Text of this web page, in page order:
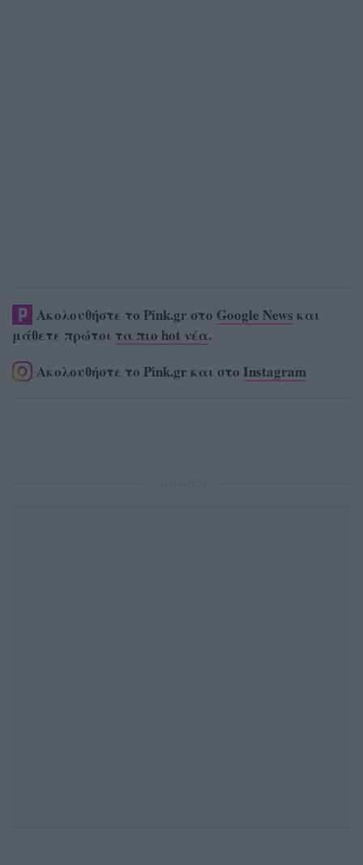
Ακολουθήστε το Pink.gr στο Google News και
μάθετε πρώτοι τα πιο hot νέα.
Ακολουθήστε το Pink.gr και στο Instagram